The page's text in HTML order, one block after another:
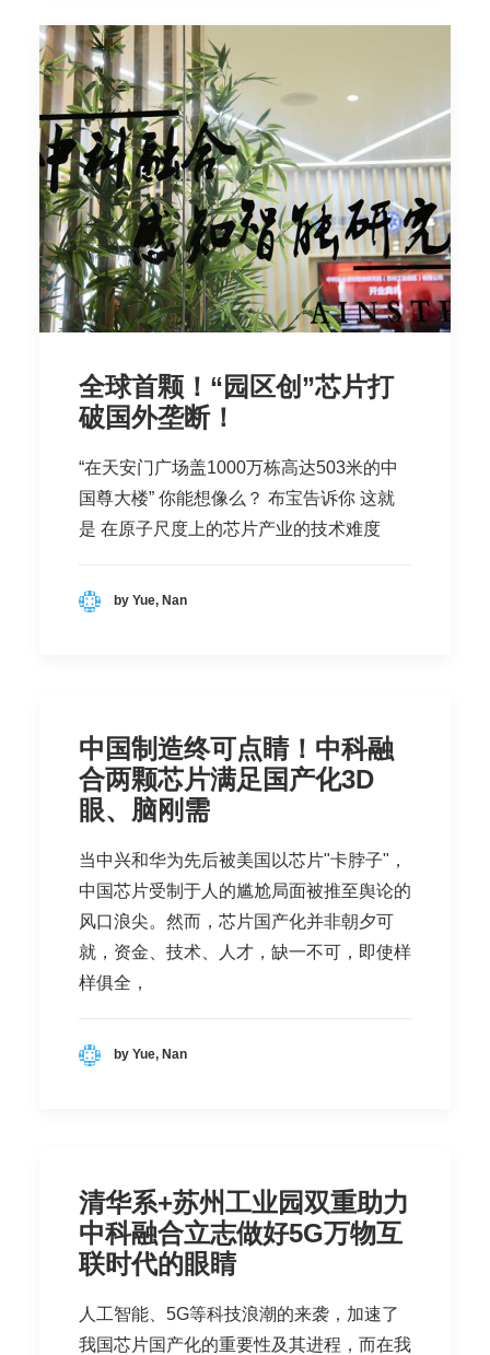
全球首颗！“园区创”芯片打
破国外垄断！
“在天安门广场盖1000万栋高达503米的中
国尊大楼” 你能想像么？ 布宝告诉你 这就
是 在原子尺度上的芯片产业的技术难度
by Yue, Nan
中国制造终可点睛！中科融
合两颗芯片满足国产化3D
眼、脑刚需
当中兴和华为先后被美国以芯片"卡脖子"，
中国芯片受制于人的尴尬局面被推至舆论的
风口浪尖。然而，芯片国产化并非朝夕可
就，资金、技术、人才，缺一不可，即使样
样俱全，
by Yue, Nan
清华系+苏州工业园双重助力
中科融合立志做好5G万物互
联时代的眼睛
人工智能、5G等科技浪潮的来袭，加速了
我国芯片国产化的重要性及其进程，而在我